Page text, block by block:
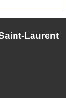
Laurent